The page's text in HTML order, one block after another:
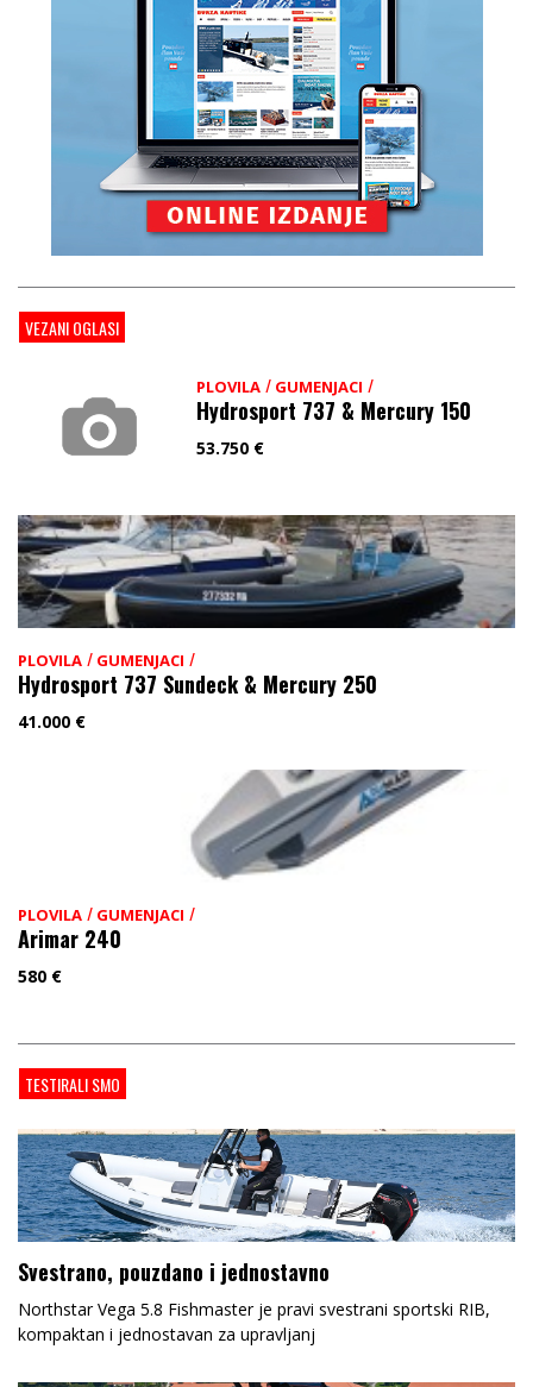
VEZANI OGLASI
PLOVILA / GUMENJACI /
Hydrosport 737 & Mercury 150
53.750 €
PLOVILA / GUMENJACI /
Hydrosport 737 Sundeck & Mercury 250
41.000 €
PLOVILA / GUMENJACI /
Arimar 240
580 €
TESTIRALI SMO
Svestrano, pouzdano i jednostavno
Northstar Vega 5.8 Fishmaster je pravi svestrani sportski RIB,
kompaktan i jednostavan za upravljanj